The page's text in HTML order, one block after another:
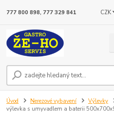
CZK
777 800 898, 777 329 841
Úvod Nerezové vybavení Výlevky
výlevka s umyvadlem a baterii